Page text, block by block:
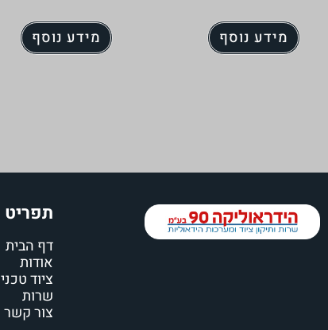
מידע נוסף מידע נוסף
תפריט
דף הבית
אודות
ציוד טכני
שרות
צור קשר